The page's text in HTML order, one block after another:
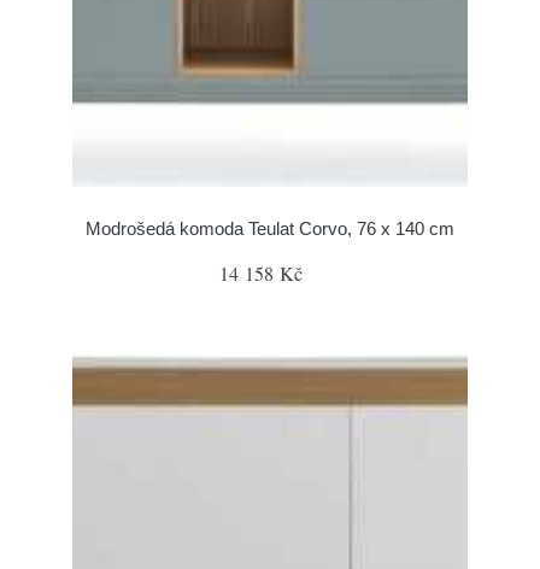
Modrošedá komoda Teulat Corvo, 76 x 140 cm
14 158 Kč